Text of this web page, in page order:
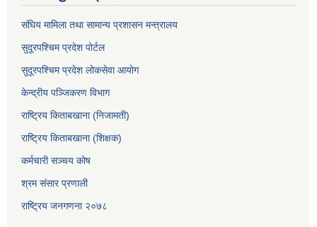
संघिय मामिला तथा सामान्य प्रशासन मन्त्रालय
सुदूरपश्चिम प्रदेश पोर्टल
सुदूरपश्‍चिम प्रदेश लोकसेवा आयोग
केन्द्रीय पञ्जिकरण विभाग
राष्ट्रिय किताबखाना (निजामती)
राष्ट्रिय किताबखाना (शिक्षक)
कर्मचारी सञ्चय कोष
श्रम संसार प्रणाली
राष्ट्रिय जनगणना २०७८